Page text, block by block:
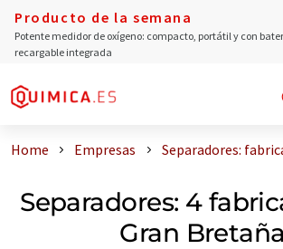
Producto de la semana
Potente medidor de oxígeno: compacto, portátil y con
recargable integrada
Home Empresas Separadores:
Separadores: 4
Gran Bretaña